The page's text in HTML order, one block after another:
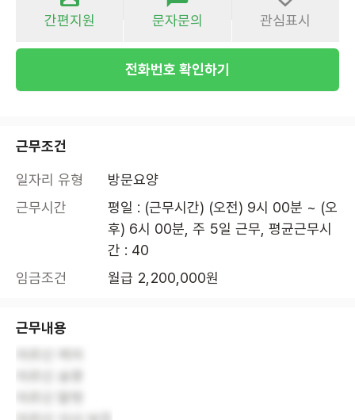
간편지원 문자문의 관심표시
전화번호 확인하기
근무조건
일자리 유형
방문요양
근무시간
평일 : (근무시간) (오전) 9시 00분 ~ (오
후) 6시 00분, 주 5일 근무, 평균근무시
간 : 40
임금조건
월급 2,200,000원
근무내용
어르신 송영